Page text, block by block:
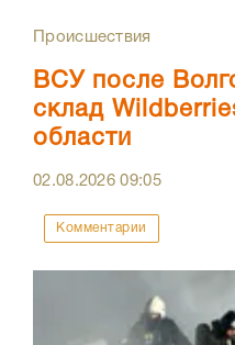
Происшествия
ВСУ после
склад
области
02.08.202609:05
Комментарии